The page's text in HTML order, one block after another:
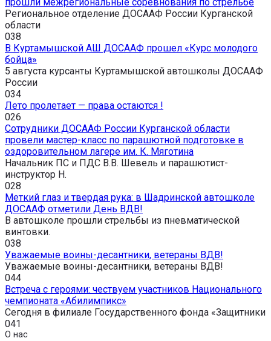
прошли межрегиональные соревнования по стрельбе
Региональное отделение ДОСААФ России Курганской
области
038
В Куртамышской АШ ДОСААФ прошел «Курс молодого
бойца»
5 августа курсанты Куртамышской автошколы ДОСААФ
России
034
Лето пролетает — права остаются !
026
Сотрудники ДОСААФ России Курганской области
провели мастер-класс по парашютной подготовке в
оздоровительном лагере им. К. Мяготина
Начальник ПС и ПДС В.В. Шевель и парашютист-
инструктор Н.
028
Меткий глаз и твердая рука: в Шадринской автошколе
ДОСААФ отметили День ВДВ!
В автошколе прошли стрельбы из пневматической
винтовки.
038
Уважаемые воины-десантники, ветераны ВДВ!
Уважаемые воины-десантники, ветераны ВДВ!
044
Встреча с героями: чествуем участников Национального
чемпионата «Абилимпикс»
Сегодня в филиале Государственного фонда «Защитники
041
О нас